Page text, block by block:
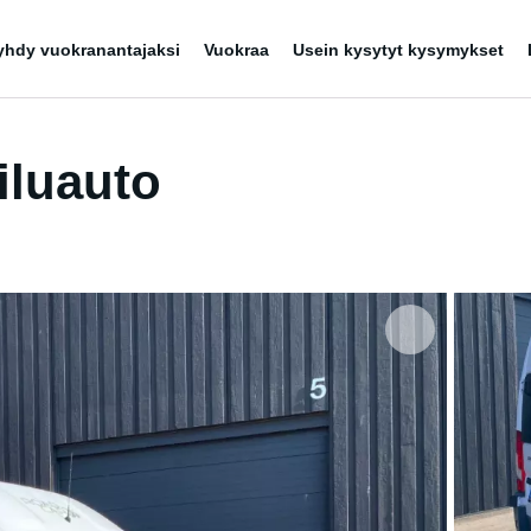
vuokranantajaksi Vuokraa Usein kysytyt kysymykset